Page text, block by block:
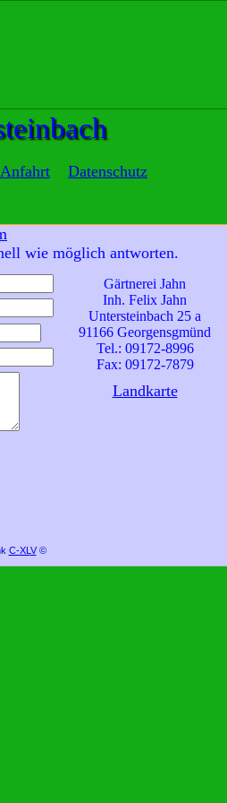
Anfahrt Datenschutz
wie möglich antworten.
Gärtnerei Jahn
Inh. Felix Jahn
Untersteinbach 25 a
91166 Georgensgmünd
Tel.: 09172-8996
Fax: 09172-7879
Landkarte
C-XL V©
einverstanden,
OK